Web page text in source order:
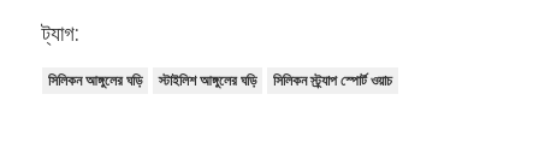
ট্যাগ:
সিলিকন আঙ্গুলের ঘড়ি স্টাইলিশ আঙ্গুলের ঘড়ি সিলিকন স্ট্র্যাপ স্পোর্ট ওয়াচ